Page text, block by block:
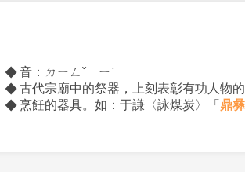
音：ㄉㄧㄥˇ ㄧˊ
古代宗廟中的祭器，上刻表彰有功人物
烹飪的器具。如：于謙〈詠煤炭〉「 鼎彝